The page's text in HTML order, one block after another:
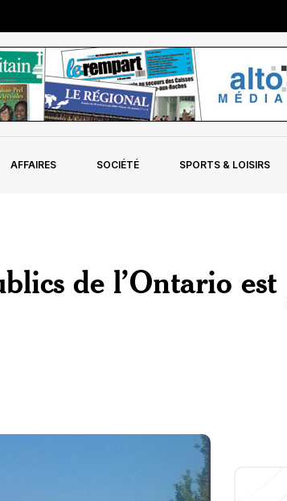
AFFAIRES SOCIÉTÉ SPORTS & LOISIRS
de l’Ontario est